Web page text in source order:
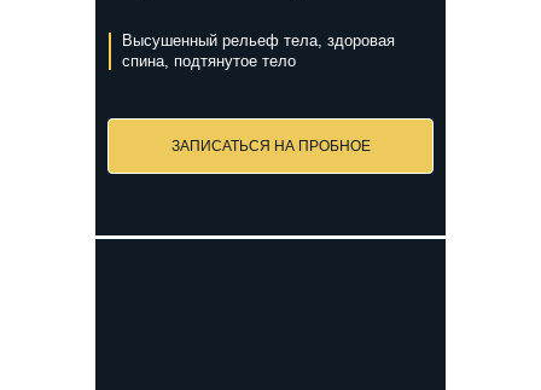
Высушенный рельеф тела, здоровая
спина, подтянутое тело
ЗАПИСАТЬСЯ НА ПРОБНОЕ